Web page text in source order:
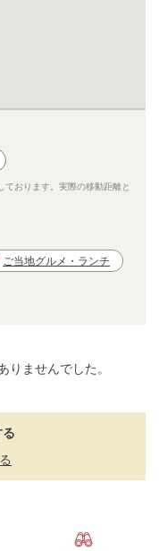
ております。実際の移動距離と
ご当地グルメ・ランチ
りませんでした。